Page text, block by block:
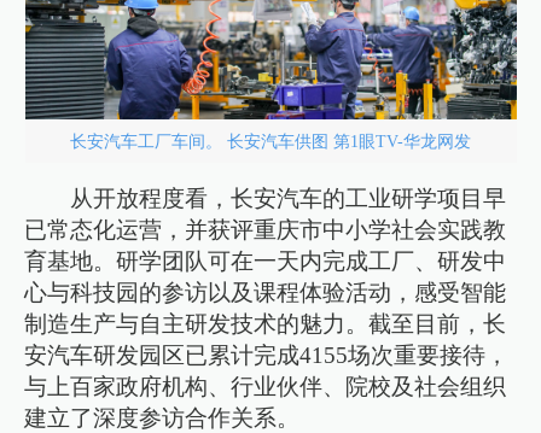
长安汽车工厂车间。 长安汽车供图 第1眼TV-华龙网发
从开放程度看，长安汽车的工业研学项目早
已常态化运营，并获评重庆市中小学社会实践教
育基地。研学团队可在一天内完成工厂、研发中
心与科技园的参访以及课程体验活动，感受智能
制造生产与自主研发技术的魅力。截至目前，长
安汽车研发园区已累计完成4155场次重要接待，
与上百家政府机构、行业伙伴、院校及社会组织
建立了深度参访合作关系。